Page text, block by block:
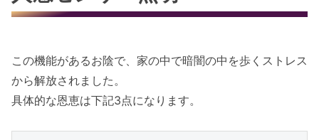
この機能があるお陰で、家の中で暗闇の中を歩くストレス
から解放されました。
具体的な恩恵は下記3点になります。